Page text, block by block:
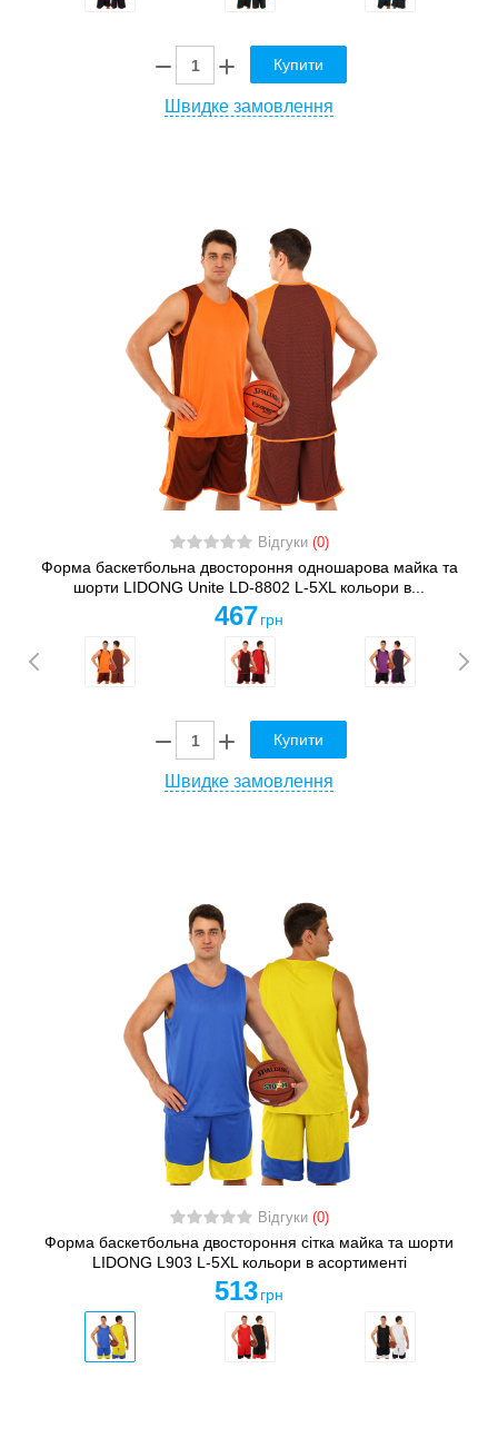
Купити
Швидке замовлення
Відгуки (0)
Форма баскетбольна двостороння одношарова майка та
шорти LIDONG Unite LD-8802 L-5XL кольори в...
467 грн
Купити
Швидке замовлення
Відгуки (0)
Форма баскетбольна двостороння сітка майка та шорти
LIDONG L903 L-5XL кольори в асортименті
513 грн